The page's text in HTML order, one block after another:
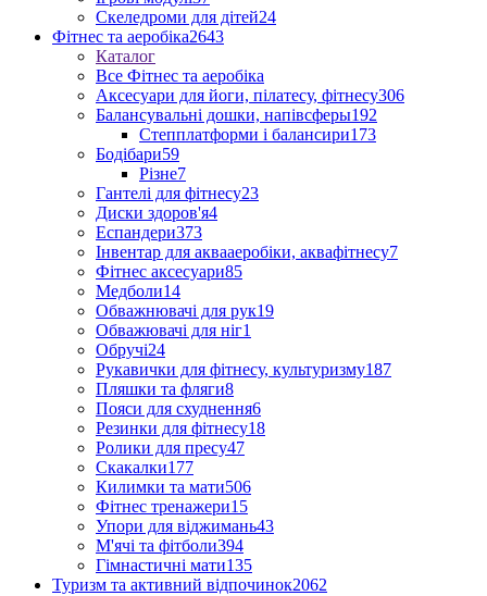
Скеледроми для дітей24
Фітнес та аеробіка2643
Каталог
Все Фітнес та аеробіка
Аксесуари для йоги, пілатесу, фітнесу306
Балансувальні дошки, напівсферы192
Степплатформи і балансири173
Бодібари59
Різне7
Гантелі для фітнесу23
Диски здоров'я4
Еспандери373
Інвентар для аквааеробіки, аквафітнесу7
Фітнес аксесуари85
Медболи14
Обважнювачі для рук19
Обважювачі для ніг1
Обручі24
Рукавички для фітнесу, культуризму187
Пляшки та фляги8
Пояси для схуднення6
Резинки для фітнесу18
Ролики для пресу47
Скакалки177
Килимки та мати506
Фітнес тренажери15
Упори для віджимань43
М'ячі та фітболи394
Гімнастичні мати135
Туризм та активний відпочинок2062